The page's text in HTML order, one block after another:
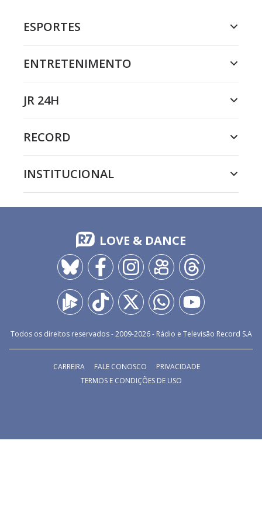
ESPORTES
ENTRETENIMENTO
JR 24H
RECORD
INSTITUCIONAL
LOVE & DANCE
Todos os direitos reservados - 2009-2026- Rádio e Televisão Record S.A
CARREIRA FALE CONOSCO
PRIVACIDADE
TERMOS E CONDIÇÕES DE USO